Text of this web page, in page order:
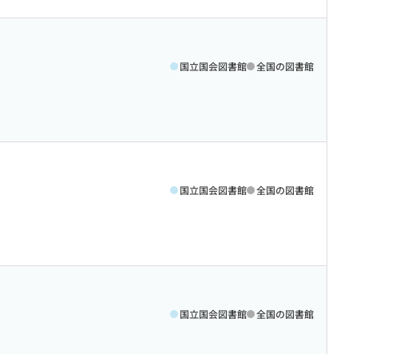
国立国会図書館 全国の図書館
国立国会図書館 全国の図書館
国立国会図書館 全国の図書館